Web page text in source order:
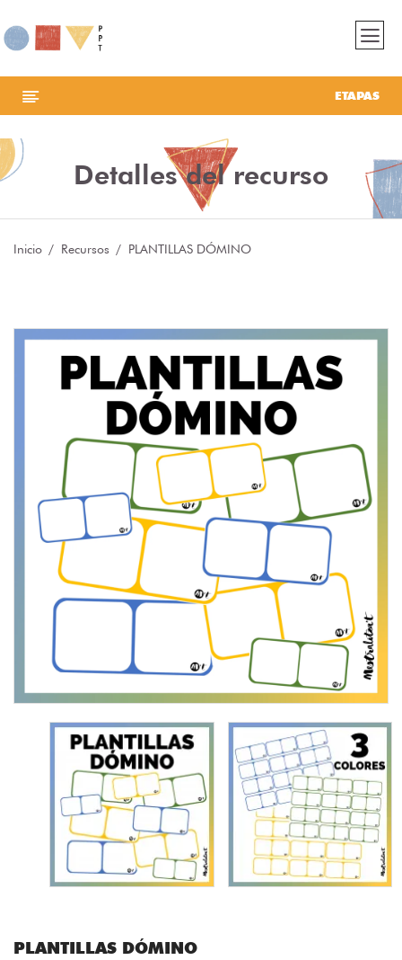
ETAPAS
Detalles del recurso
Inicio Recursos PLANTILLAS DÓMINO
PLANTILLAS DÓMINO